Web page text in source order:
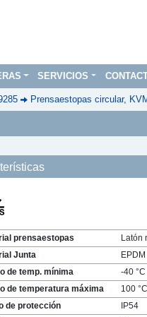
SERVICIOS
Prensaestopas circular,
prensaestopas
Junta
EPDM
de temp. mínima
-40 °C
de temperatura máxima
100 °C
de protección
IP54